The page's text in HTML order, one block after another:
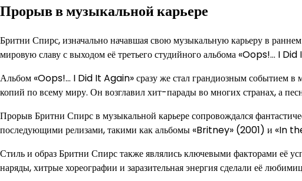
Прорыв в музыкальной карьере
Бритни Спирс, изначально начавшая свою музыкальную карьеру в
мировую славу с выходом её третьего студийного альбома «Oops!… I
Альбом «Oops!… I Did It Again» сразу же стал грандиозным событием
копий по всему миру. Он возглавил хит-парады во многих странах, а
Прорыв Бритни Спирс в музыкальной карьере сопровождался
последующими релизами, такими как альбомы «Britney» (2001) и «In
Стиль и образ Бритни Спирс также являлись ключевыми факторами её
наряды, хитрые хореографии и заразительная энергия сделали её